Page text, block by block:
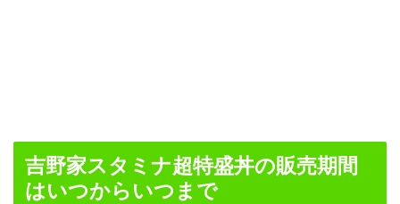
吉野家スタミナ超特盛丼の販売期間
はいつからいつまで